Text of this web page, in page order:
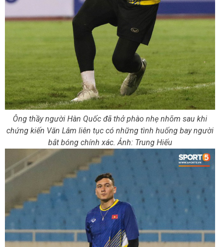
Ông thầy người Hàn Quốc đã thở phào nhẹ nhõm sau khi
chứng kiến Văn Lâm liên tục có những tình huống bay người
bắt bóng chính xác. Ảnh: Trung Hiếu